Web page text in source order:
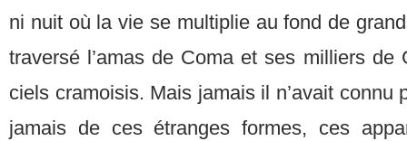
ni nuit où la vie se multiplie au fond de
traversé l’amas de Coma et ses milliers de
ciels cramoisis. Mais jamais il n’avait connu
jamais de ces étranges formes, ces